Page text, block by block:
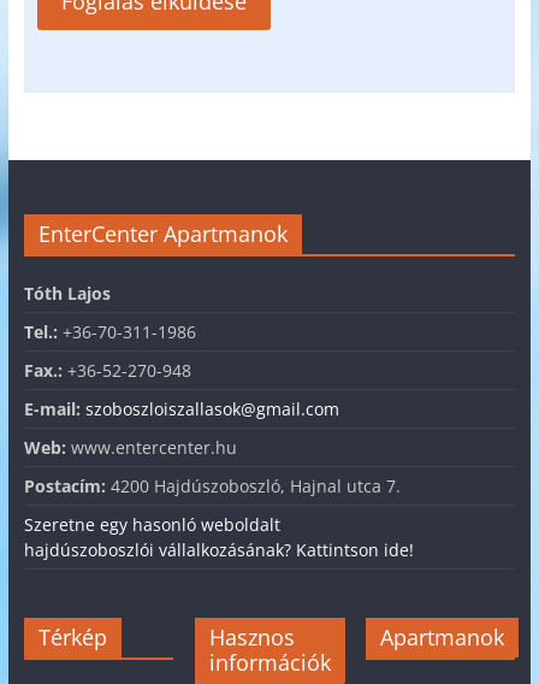
EnterCenter Apartmanok
Tóth Lajos
Tel.: +36-70-311-1986
Fax.: +36-52-270-948
E-mail: szoboszloiszallasok@gmail.com
Web: www.entercenter.hu
Postacím: 4200 Hajdúszoboszló, Hajnal utca 7.
Szeretne egy hasonló weboldalt
hajdúszoboszlói vállalkozásának? Kattintson ide!
Térkép
Hasznos
információk
Apartmanok